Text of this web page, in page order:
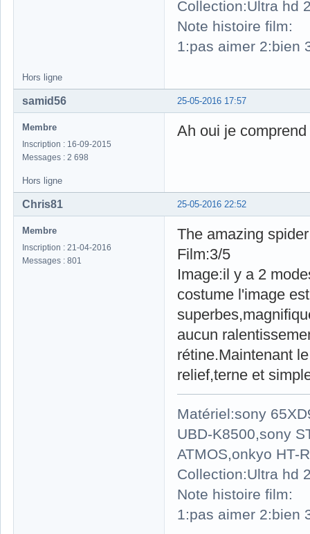
Collection:Ultra hd
Note histoire film:
1:pas aimer 2:bien
Hors ligne
25-05-2016 17:57
samid56
Membre
Inscription : 16-09-2015
Messages : 2 698
Ah oui je
Hors ligne
25-05-2016 22:52
Chris81
Membre
Inscription : 21-04-2016
Messages : 801
The amazing
Film:3/5
Image:il y a 2
costume l'image
aucun
rétine.Maintenant
relief,terne et
Matériel:sony
UBD-K8500,sony
ATMOS,onkyo HT-
Collection:Ultra hd
Note histoire film:
1:pas aimer 2:bien